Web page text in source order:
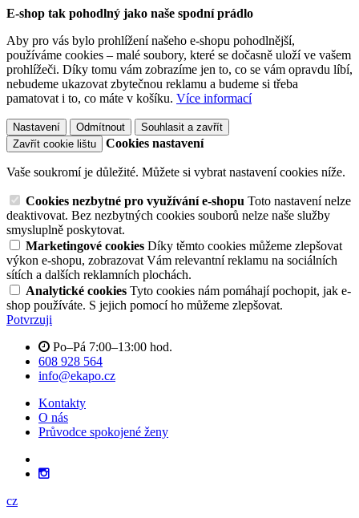
E-shop tak pohodlný jako naše spodní prádlo
Aby pro vás bylo prohlížení našeho e-shopu pohodlnější,
používáme cookies – malé soubory, které se dočasně uloží ve vašem
prohlížeči. Díky tomu vám zobrazíme jen to, co se vám opravdu líbí,
nebudeme ukazovat zbytečnou reklamu a budeme si třeba
pamatovat i to, co máte v košíku. Více informací
Nastavení Odmítnout
Souhlasit a zavřít
Zavřít cookie lištu
Cookies nastavení
Vaše soukromí je důležité. Můžete si vybrat nastavení cookies níže.
Cookies nezbytné pro využívání e-shopu Toto nastavení nelze
deaktivovat. Bez nezbytných cookies souborů nelze naše služby
smysluplně poskytovat.
Marketingové cookies Díky těmto cookies můžeme zlepšovat
výkon e-shopu, zobrazovat Vám relevantní reklamu na sociálních
sítích a dalších reklamních plochách.
Analytické cookies Tyto cookies nám pomáhají pochopit, jak e-
shop používáte. S jejich pomocí ho můžeme zlepšovat.
Potvrzuji
Po–Pá 7:00–13:00 hod.
608 928 564
info@ekapo.cz
Kontakty
O nás
Průvodce spokojené ženy
cz